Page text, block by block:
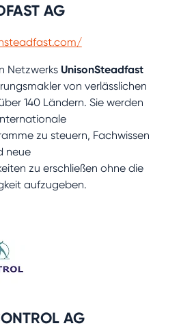
AG
Netzwerks UnisonSteadfast
von verlässlichen
140 Ländern. Sie werden
zu steuern, Fachwissen
neue
zu erschließen ohne die
aufzugeben.
AG